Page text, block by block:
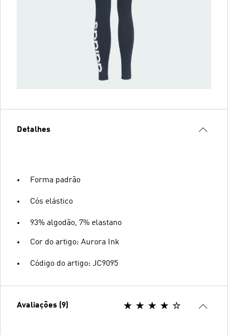
Detalhes
Forma padrão
Cós elástico
93% algodão, 7% elastano
Cor do artigo: Aurora Ink
Código do artigo: JC9095
Avaliações (9)